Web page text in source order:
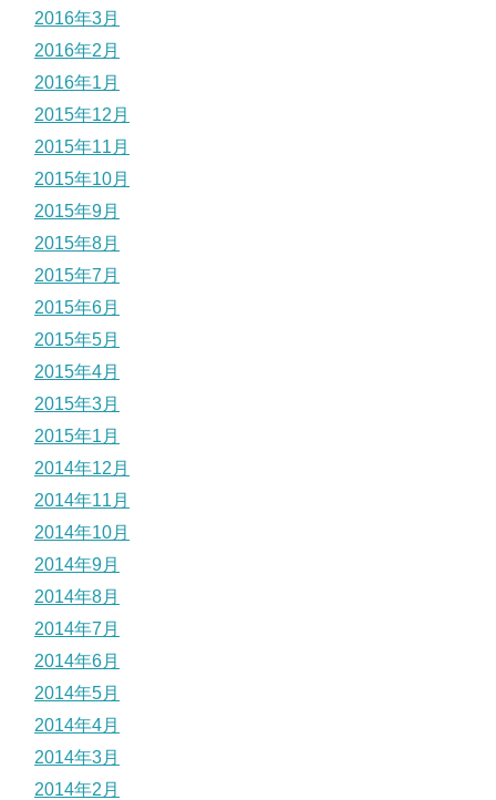
2016年3月
2016年2月
2016年1月
2015年12月
2015年11月
2015年10月
2015年9月
2015年8月
2015年7月
2015年6月
2015年5月
2015年4月
2015年3月
2015年1月
2014年12月
2014年11月
2014年10月
2014年9月
2014年8月
2014年7月
2014年6月
2014年5月
2014年4月
2014年3月
2014年2月